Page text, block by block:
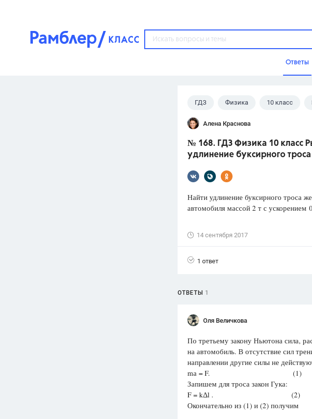
Ответы
Популярные темы
ГДЗ
ОГЭ
ФИПИ
Вузы
Олимпиады
Spotlight
ГИА
ответов
ГДЗ Физика 10 класс
Алена Краснова
№ 168. ГДЗ Физика 10 класс
удлинение буксирного троса
Найти удлинение буксирного троса
автомобиля массой 2 т с ускорением
14 сентября 2017
1 ответ
ОТВЕТЫ 1
Оля Величкова
По третьему закону Ньютона сила,
на автомобиль. В отсутствие сил
направлении другие силы не
mа = F. (1)
Запишем для троса закон Гука:
F = k∆l . (2)
Окончательно из (1) и (2) получим